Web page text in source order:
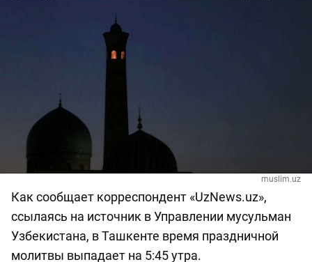
muslim.uz
Как сообщает корреспондент «UzNews.uz»,
ссылаясь на источник в Управлении мусульман
Узбекистана, в Ташкенте время праздничной
молитвы выпадает на 5:45 утра.